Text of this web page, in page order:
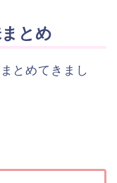
とめ
とめてきまし